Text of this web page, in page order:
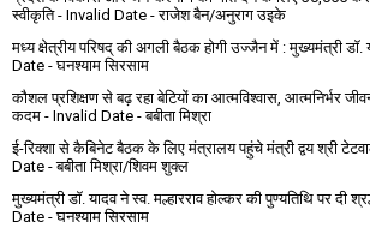
स्वीकृति- Invalid Date - राजेश बैन/अनुराग उइके
मध्य क्षेत्रीय परिषद् की अगली बैठक होगी उज्जैन में : मुख्यमंत्री डॉ.
Date - घनश्याम सिरसाम
कौशल प्रशिक्षण से बढ़ रहा बेटियों का आत्मविश्वास, आत्मनिर्भर
कदम - Invalid Date - बबीता मिश्रा
ई-रिक्शा से कैबिनेट बैठक के लिए मंत्रालय पहुंचे मंत्री द्वय श्री
Date - बबीता मिश्रा/शिवम शुक्ल
मुख्यमंत्री डॉ. यादव ने स्व. मल्हारराव होल्कर की पुण्यतिथि पर दी
Date - घनश्याम सिरसाम